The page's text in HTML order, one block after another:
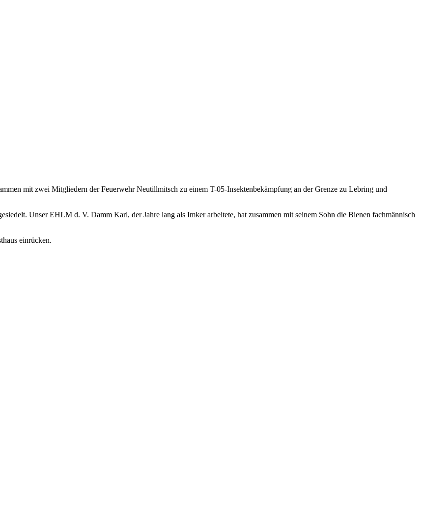
mit zwei Mitgliedern der Feuerwehr Neutillmitsch zu einem T-05-Insektenbekämpfung an der Grenze zu Lebring und
Unser EHLM d. V. Damm Karl, der Jahre lang als Imker arbeitete, hat zusammen mit seinem Sohn die Bienen fachmännisch
einrücken.